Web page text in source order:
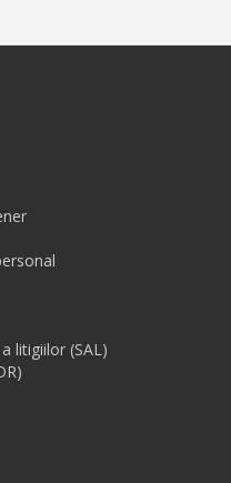
litigiilor (SAL)